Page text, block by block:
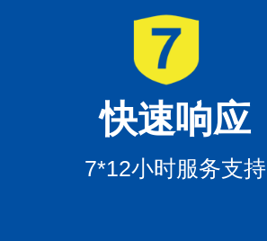
快速响应
7*12小时服务支持